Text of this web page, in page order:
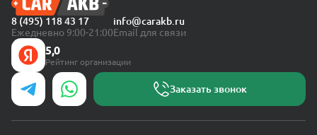
8 (495) 118 43 17
Ежедневно 9:00-21:00
info@carakb.ru
Email для связи
5,0
Рейтинг организации
Заказать звонок